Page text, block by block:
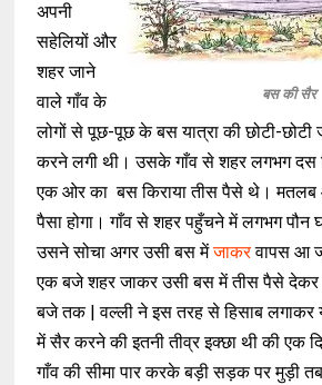
बस की सैर
अपनी
सहेलियों और
शहर जाने
वाले गाँव के
लोगों से पूछ-पूछ के बस यात्रा की छोटी-छोटी
करने लगी थी। उसके गाँव से शहर लगभग दस
एक ओर का बस किराया तीस पैसे थे। मतलब
पैसा होगा। गाँव से शहर पहुँचने में लगभग पौन
उसने सोचा अगर उसी बस मेंजाकरवापस आ
एक बजे शहर जाकर उसी बस में तीस पैसे देकर
बजे तक | वल्ली ने इस तरह से हिसाब लगाकर
में सैर करने की इतनी तीव्र इक्छा थी की एक
गाँव की सीमा पार करके बड़ी सड़क पर मुड़ी